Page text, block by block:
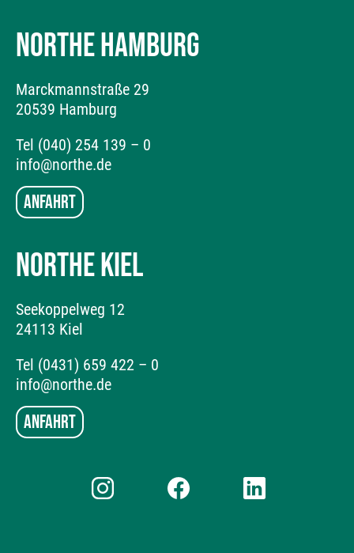
NORTHE HAMBURG
Marckmannstraße 29
20539 Hamburg
Tel (040) 254 139 – 0
info@northe.de
Anfahrt
NORTHE KIEL
Seekoppelweg 12
24113 Kiel
Tel (0431) 659 422 – 0
info@northe.de
Anfahrt